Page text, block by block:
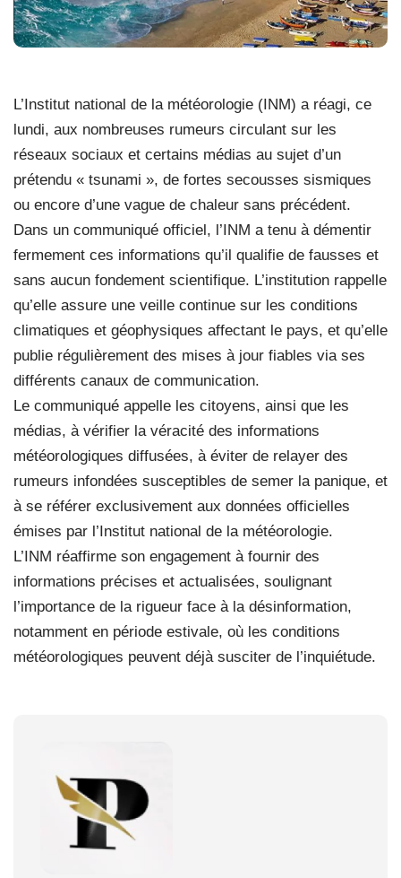
L’Institut national de la météorologie (INM) a réagi, ce
lundi, aux nombreuses rumeurs circulant sur les
réseaux sociaux et certains médias au sujet d’un
prétendu « tsunami », de fortes secousses sismiques
ou encore d’une vague de chaleur sans précédent.
Dans un communiqué officiel, l’INM a tenu à démentir
fermement ces informations qu’il qualifie de fausses et
sans aucun fondement scientifique. L’institution rappelle
qu’elle assure une veille continue sur les conditions
climatiques et géophysiques affectant le pays, et qu’elle
publie régulièrement des mises à jour fiables via ses
différents canaux de communication.
Le communiqué appelle les citoyens, ainsi que les
médias, à vérifier la véracité des informations
météorologiques diffusées, à éviter de relayer des
rumeurs infondées susceptibles de semer la panique, et
à se référer exclusivement aux données officielles
émises par l’Institut national de la météorologie.
L’INM réaffirme son engagement à fournir des
informations précises et actualisées, soulignant
l’importance de la rigueur face à la désinformation,
notamment en période estivale, où les conditions
météorologiques peuvent déjà susciter de l’inquiétude.